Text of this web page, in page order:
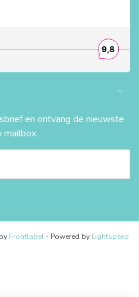
en ontvang de nieuwste
mailbox.
Frontlabel - Powered by Lightspeed